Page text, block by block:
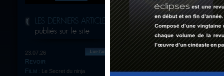
23.07.26
REVOIR
FILM : Le Secret du ninja
Lire l'article